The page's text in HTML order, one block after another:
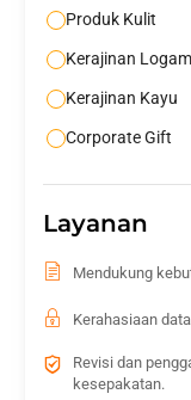
Produk Kulit
Kerajinan Logam
Kerajinan Kayu
Corporate Gift
Layanan
Mendukung
Kerahasiaan
Revisi dan
kesepakatan.